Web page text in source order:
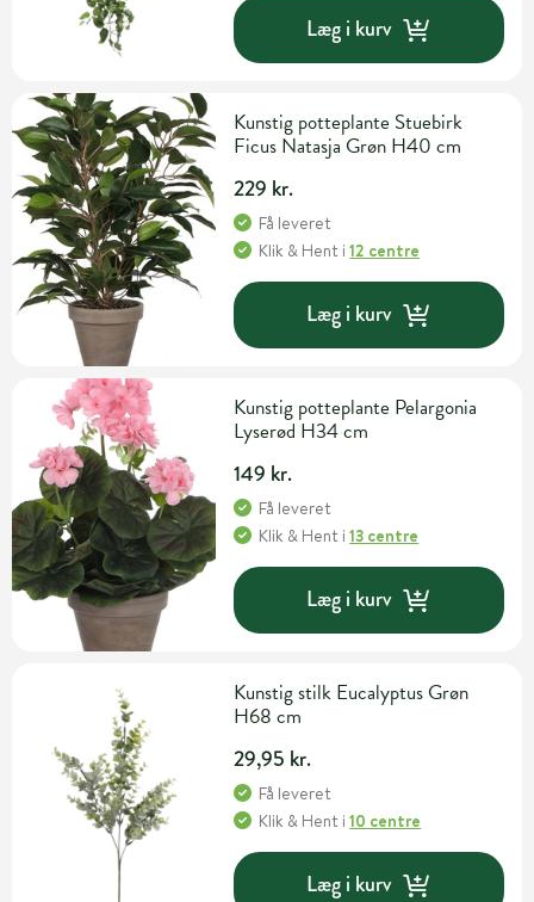
Læg i kurv
Kunstig potteplante Stuebirk
Ficus Natasja Grøn H40 cm
229 kr.
Få leveret
Klik & Hent i12 centre
Læg i kurv
Kunstig potteplante Pelargonia
Lyserød H34 cm
149 kr.
Få leveret
Klik & Hent i13 centre
Læg i kurv
Kunstig stilk Eucalyptus Grøn
H68 cm
29,95 kr.
Få leveret
Klik & Hent i10 centre
Læg i kurv